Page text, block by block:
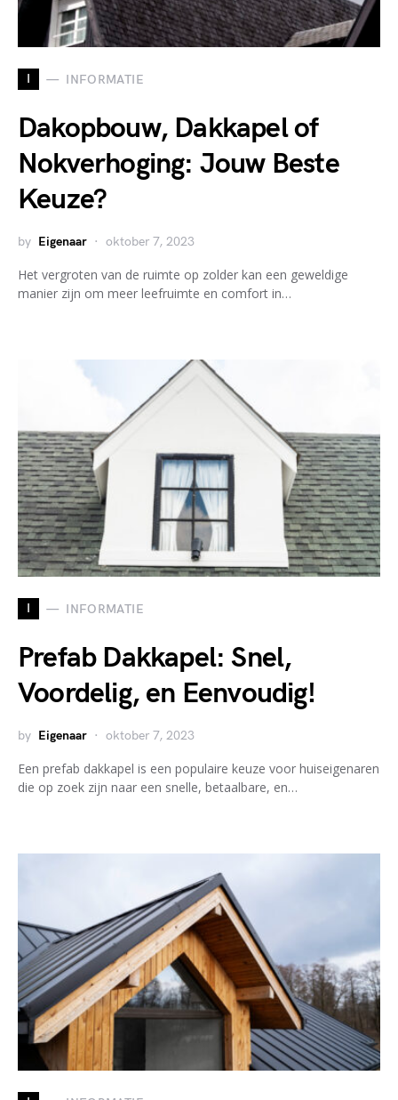
I INFORMATIE
Dakopbouw, Dakkapel of
Nokverhoging: Jouw Beste
Keuze?
by Eigenaar oktober 7, 2023
Het vergroten van de ruimte op zolder kan een geweldige
manier zijn om meer leefruimte en comfort in…
I INFORMATIE
Prefab Dakkapel: Snel,
Voordelig, en Eenvoudig!
by Eigenaar oktober 7, 2023
Een prefab dakkapel is een populaire keuze voor huiseigenaren
die op zoek zijn naar een snelle, betaalbare, en…